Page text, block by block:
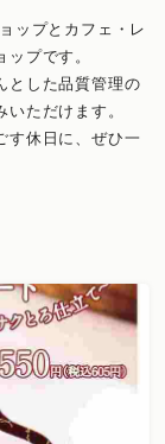
ップとカフェ・レ
プです。​
とした品質管理の
ただけます。
す休日に、ぜひ一